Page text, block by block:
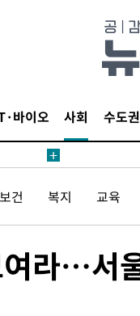
바이오 사회 수도권
건 복지 교육
라…서